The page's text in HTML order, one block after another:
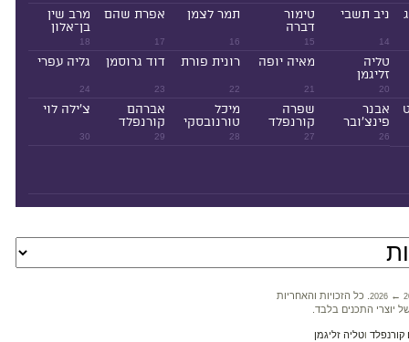
14
ניב תשבי
15
טימור
דברה
16
תמר לצמן
17
אפרת שהם
18
מרב שין
בן־אלון
20
טליה
זליגמן
21
מאיה יופה
22
רונית פורת
23
דוד גרוסמן
24
גליה עפרי
26
אבנר
פינצ'ובר
27
שפרה
קורנפלד
28
מיכל
טורנובסקי
29
אברהם
קורנפלד
30
צ'ילה לוי
2026 ←
. כל הזכויות והאחריות
יוצרי התכנים בלבד.
וטליה זליגמן